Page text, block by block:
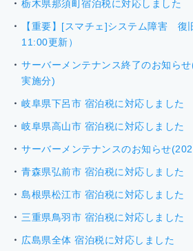
栃木県那須町宿泊税に対応しました
【重要】[スマチェ]システム障害 復
11:00更新）
サーバーメンテナンス終了のお知ら
実施分)
岐阜県下呂市 宿泊税に対応しました
岐阜県高山市 宿泊税に対応しました
サーバーメンテナンスのお知らせ
青森県弘前市 宿泊税に対応しました
島根県松江市 宿泊税に対応しました
三重県鳥羽市 宿泊税に対応しました
広島県全体 宿泊税に対応しました